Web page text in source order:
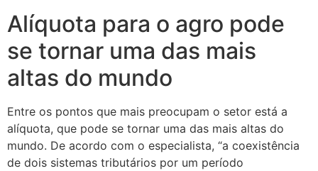
Alíquota para o agro pode
se tornar uma das mais
altas do mundo
Entre os pontos que mais preocupam o setor está a
alíquota, que pode se tornar uma das mais altas do
mundo. De acordo com o especialista, “a coexistência
de dois sistemas tributários por um período